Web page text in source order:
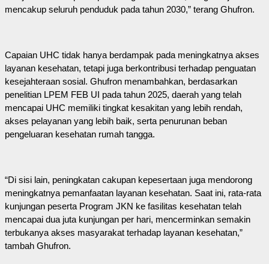
mencakup seluruh penduduk pada tahun 2030,” terang Ghufron.
Capaian UHC tidak hanya berdampak pada meningkatnya akses
layanan kesehatan, tetapi juga berkontribusi terhadap penguatan
kesejahteraan sosial. Ghufron menambahkan, berdasarkan
penelitian LPEM FEB UI pada tahun 2025, daerah yang telah
mencapai UHC memiliki tingkat kesakitan yang lebih rendah,
akses pelayanan yang lebih baik, serta penurunan beban
pengeluaran kesehatan rumah tangga.
“Di sisi lain, peningkatan cakupan kepesertaan juga mendorong
meningkatnya pemanfaatan layanan kesehatan. Saat ini, rata-rata
kunjungan peserta Program JKN ke fasilitas kesehatan telah
mencapai dua juta kunjungan per hari, mencerminkan semakin
terbukanya akses masyarakat terhadap layanan kesehatan,”
tambah Ghufron.